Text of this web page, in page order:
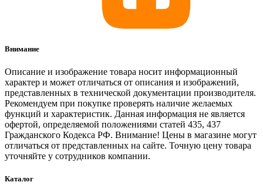
Внимание
Описание и изображение товара носит информационный
характер и может отличаться от описания и изображений,
представленных в технической документации производителя.
Рекомендуем при покупке проверять наличие желаемых
функций и характеристик. Данная информация не является
офертой, определяемой положениями статей 435, 437
Гражданского Кодекса РФ. Внимание! Цены в магазине могут
отличаться от представленных на сайте. Точную цену товара
уточняйте у сотрудников компании.
Каталог